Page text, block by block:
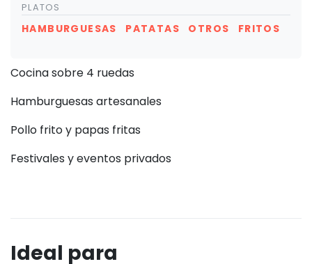
PLATOS
HAMBURGUESAS PATATAS OTROS FRITOS
Cocina sobre 4 ruedas
Hamburguesas artesanales
Pollo frito y papas fritas
Festivales y eventos privados
Ideal para